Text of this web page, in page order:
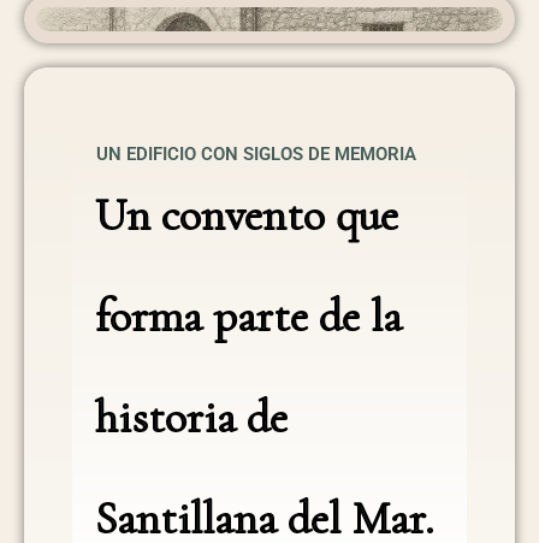
UN EDIFICIO CON SIGLOS DE MEMORIA
Un convento que
forma parte de la
historia de
Santillana del Mar.